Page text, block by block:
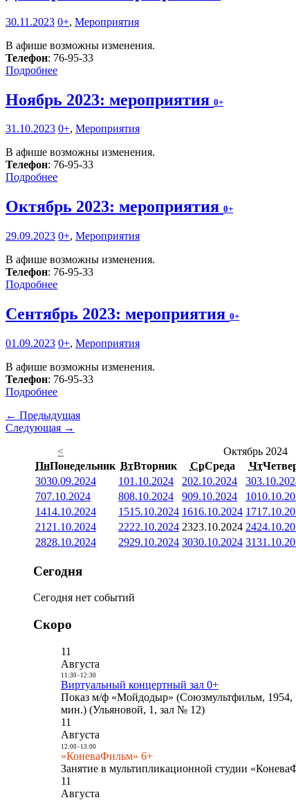
30.11.2023 0+, Мероприятия
В афише возможны изменения.
Телефон: 76-95-33
Подробнее
Ноябрь 2023: мероприятия 0+
31.10.2023 0+, Мероприятия
В афише возможны изменения.
Телефон: 76-95-33
Подробнее
Октябрь 2023: мероприятия 0+
29.09.2023 0+, Мероприятия
В афише возможны изменения.
Телефон: 76-95-33
Подробнее
Сентябрь 2023: мероприятия 0+
01.09.2023 0+, Мероприятия
В афише возможны изменения.
Телефон: 76-95-33
Подробнее
← Предыдущая
Следующая →
<
Октябрь 2024
ПнПонедельник ВтВторник СрСреда Чт
3030.09.2024 101.10.2024 202.10.2024 3
707.10.2024 808.10.2024 909.10.2024 10
1414.10.2024 1515.10.2024 1616.10.2024 17
21 21.10.2024 2222.10.2024 2323.10.2024 24
2828.10.2024 2929.10.2024 3030.10.2024 31
Сегодня
Сегодня нет событий
Скоро
11
Августа
11:30- 12:30
Виртуальный концертный зал 0+
Показ м/ф «Мойдодыр» (Союзмультфильм, 1954,
мин.) (Ульяновой, 1, зал № 12)
11
Августа
12:00- 13:00
«КоневаФильм» 6+
Занятие в мультипликационной студии
11
Августа